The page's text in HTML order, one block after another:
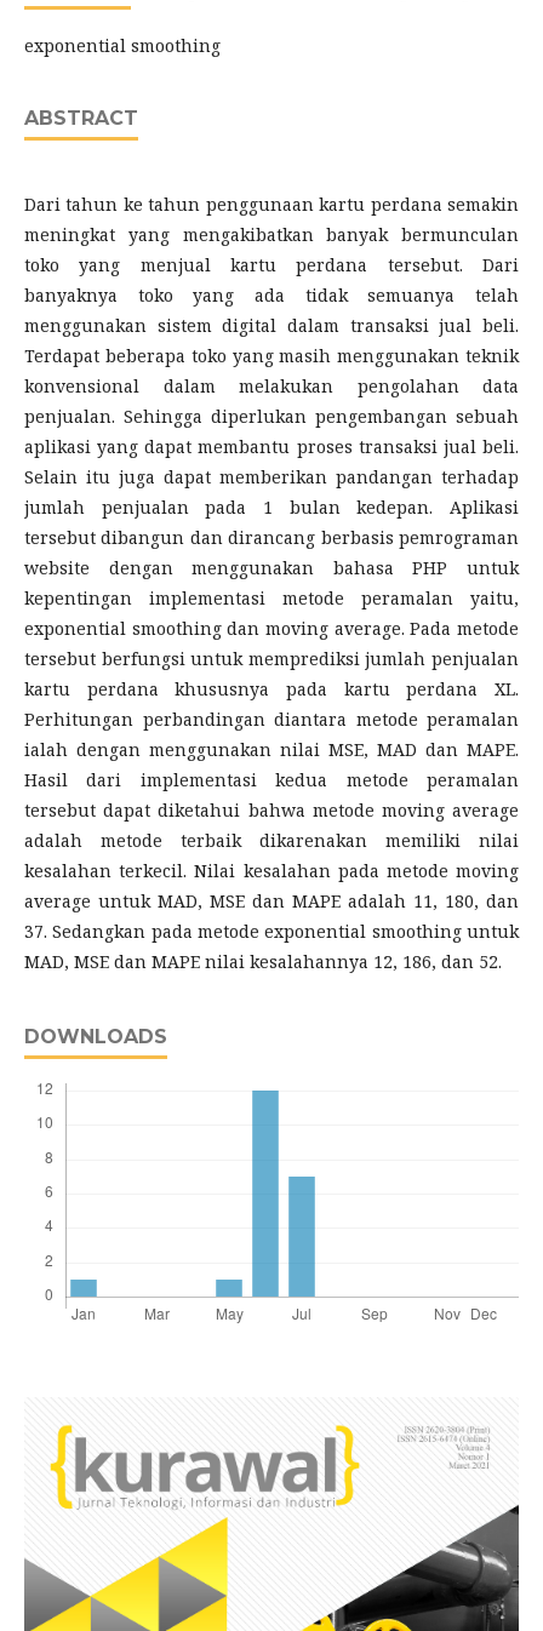
exponential smoothing
ABSTRACT
Dari tahun ke tahun penggunaan kartu perdana semakin
meningkat yang mengakibatkan banyak bermunculan
toko yang menjual kartu perdana tersebut. Dari
banyaknya toko yang ada tidak semuanya telah
menggunakan sistem digital dalam transaksi jual beli.
Terdapat beberapa toko yang masih menggunakan teknik
konvensional dalam melakukan pengolahan data
penjualan. Sehingga diperlukan pengembangan sebuah
aplikasi yang dapat membantu proses transaksi jual beli.
Selain itu juga dapat memberikan pandangan terhadap
jumlah penjualan pada 1 bulan kedepan. Aplikasi
tersebut dibangun dan dirancang berbasis pemrograman
website dengan menggunakan bahasa PHP untuk
kepentingan implementasi metode peramalan yaitu,
exponential smoothing dan moving average. Pada metode
tersebut berfungsi untuk memprediksi jumlah penjualan
kartu perdana khususnya pada kartu perdana XL.
Perhitungan perbandingan diantara metode peramalan
ialah dengan menggunakan nilai MSE, MAD dan MAPE.
Hasil dari implementasi kedua metode peramalan
tersebut dapat diketahui bahwa metode moving average
adalah metode terbaik dikarenakan memiliki nilai
kesalahan terkecil. Nilai kesalahan pada metode moving
average untuk MAD, MSE dan MAPE adalah 11, 180, dan
37. Sedangkan pada metode exponential smoothing untuk
MAD, MSE dan MAPE nilai kesalahannya 12, 186, dan 52.
DOWNLOADS